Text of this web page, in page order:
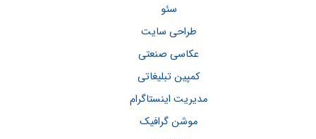
سئو
طراحی سایت
عکاسی صنعتی
کمپین تبلیغاتی
مدیریت اینستاگرام
موشن گرافیک